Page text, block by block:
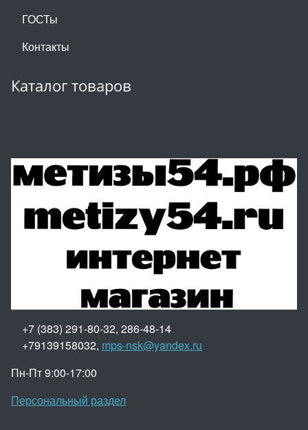
ГОСТы
Контакты
Каталог товаров
+7 (383) 291-80-32, 286-48-14
+79139158032, mps-nsk@yandex.ru
Пн-Пт 9:00-17:00
Персональный раздел